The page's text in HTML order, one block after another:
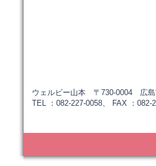
ウェルビー山本 〒730-0004 広島
TEL ：082-227-0058、 FAX ：082-